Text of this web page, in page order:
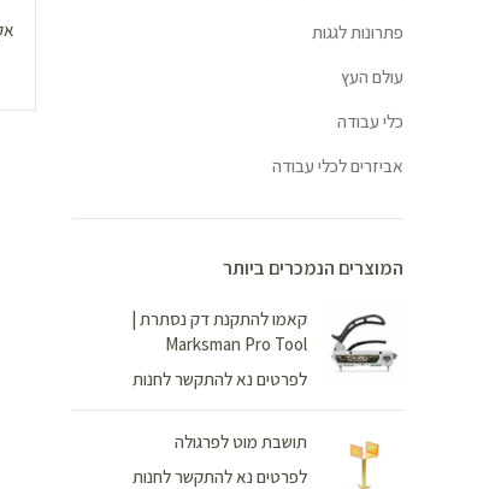
פתרונות לגגות
עולם העץ
כלי עבודה
אביזרים לכלי עבודה
המוצרים הנמכרים ביותר
קאמו להתקנת דק נסתרת |
Marksman Pro Tool
לפרטים נא להתקשר לחנות
תושבת מוט לפרגולה
לפרטים נא להתקשר לחנות